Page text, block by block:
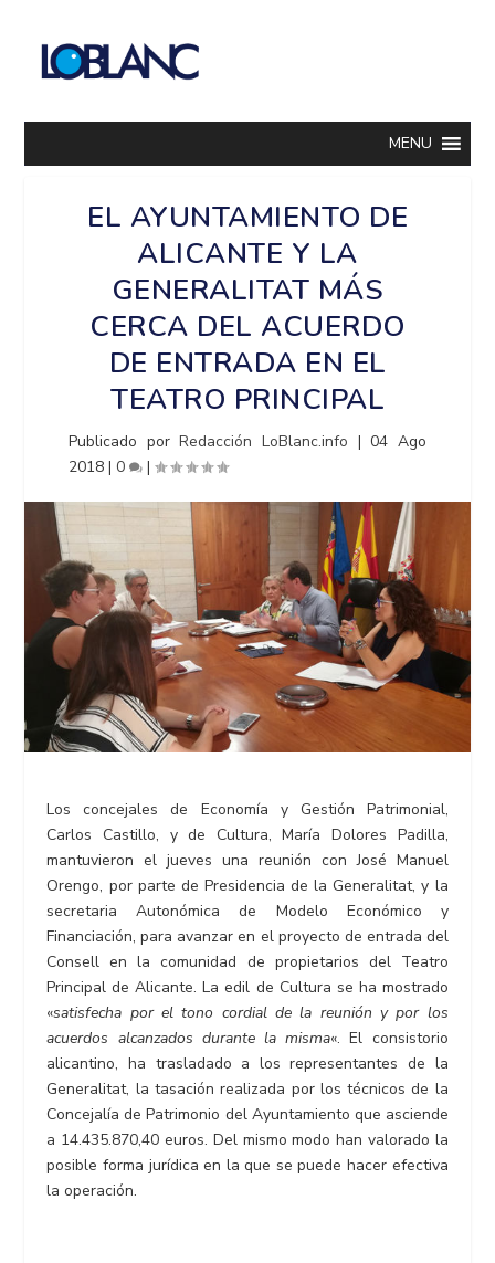
MENU
EL AYUNTAMIENTO DE
ALICANTE Y LA
GENERALITAT MÁS
CERCA DEL ACUERDO
DE ENTRADA EN EL
TEATRO PRINCIPAL
Publicado porRedacción LoBlanc.info |04 Ago
2018 |0 |
Los concejales de Economía y Gestión Patrimonial,
Carlos Castillo, y de Cultura, María Dolores Padilla,
mantuvieron el jueves una reunión con José Manuel
Orengo, por parte de Presidencia de la Generalitat, y la
secretaria Autonómica de Modelo Económico y
Financiación, para avanzar en el proyecto de entrada del
Consell en la comunidad de propietarios del Teatro
Principal de Alicante. La edil de Cultura se ha mostrado
«satisfecha por el tono cordial de la reunión y por los
acuerdos alcanzados durante la misma«. El consistorio
alicantino, ha trasladado a los representantes de la
Generalitat, la tasación realizada por los técnicos de la
Concejalía de Patrimonio del Ayuntamiento que asciende
a 14.435.870,40 euros. Del mismo modo han valorado la
posible forma jurídica en la que se puede hacer efectiva
la operación.